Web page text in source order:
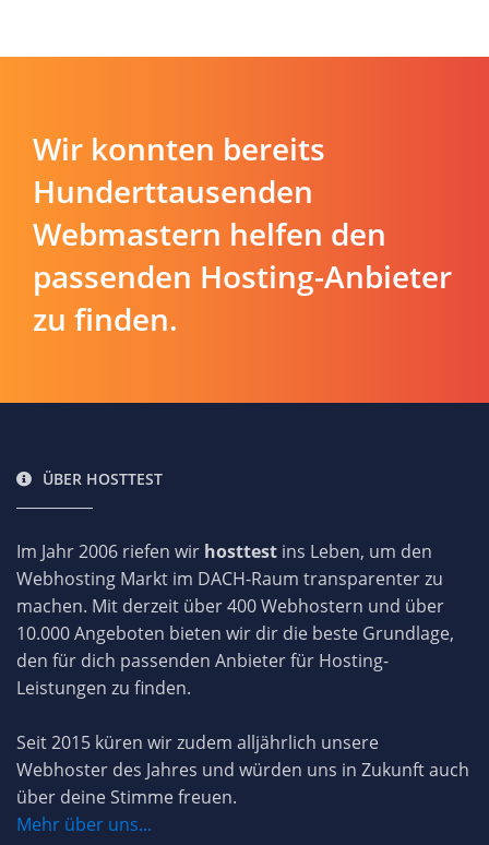
Wir konnten bereits
Hunderttausenden
Webmastern helfen den
passenden Hosting-Anbieter
zu finden.
ÜBER HOSTTEST
Im Jahr 2006 riefen wir hosttest ins Leben, um den
Webhosting Markt im DACH-Raum transparenter zu
machen. Mit derzeit über 400 Webhostern und über
10.000 Angeboten bieten wir dir die beste Grundlage,
den für dich passenden Anbieter für Hosting-
Leistungen zu finden.
Seit 2015 küren wir zudem alljährlich unsere
Webhoster des Jahres und würden uns in Zukunft auch
über deine Stimme freuen.
Mehr über uns...